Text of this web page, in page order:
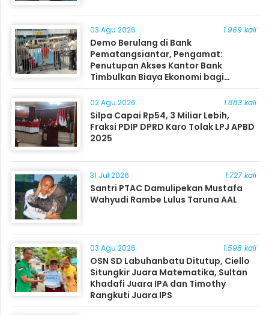
03 Agu 2026 1.969 kali
Demo Berulang di Bank
Pematangsiantar, Pengamat:
Penutupan Akses Kantor Bank
Timbulkan Biaya Ekonomi bagi
Masyarakat
02 Agu 2026 1.883 kali
Silpa Capai Rp54, 3 Miliar Lebih,
Fraksi PDIP DPRD Karo Tolak LPJ APBD
2025
31 Jul 2026 1.727 kali
Santri PTAC Damulipekan Mustafa
Wahyudi Rambe Lulus Taruna AAL
03 Agu 2026 1.598 kali
OSN SD Labuhanbatu Ditutup, Ciello
Situngkir Juara Matematika, Sultan
Khadafi Juara IPA dan Timothy
Rangkuti Juara IPS